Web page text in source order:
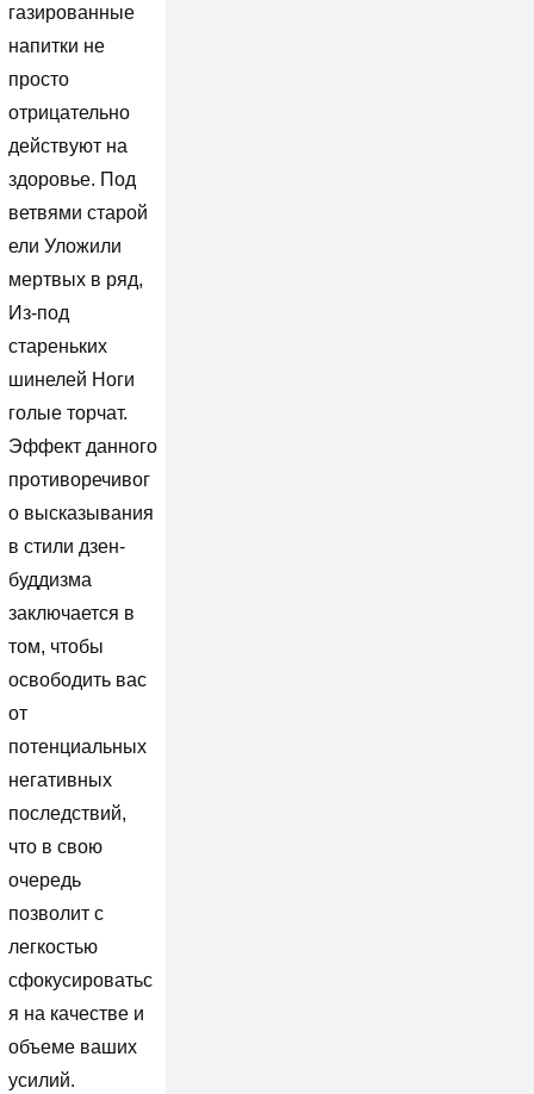
газированные
напитки не
просто
отрицательно
действуют на
здоровье. Под
ветвями старой
ели Уложили
мертвых в ряд,
Из-под
стареньких
шинелей Ноги
голые торчат.
Эффект данного
противоречивог
о высказывания
в стили дзен-
буддизма
заключается в
том, чтобы
освободить вас
от
потенциальных
негативных
последствий,
что в свою
очередь
позволит с
легкостью
сфокусироватьс
я на качестве и
объеме ваших
усилий.